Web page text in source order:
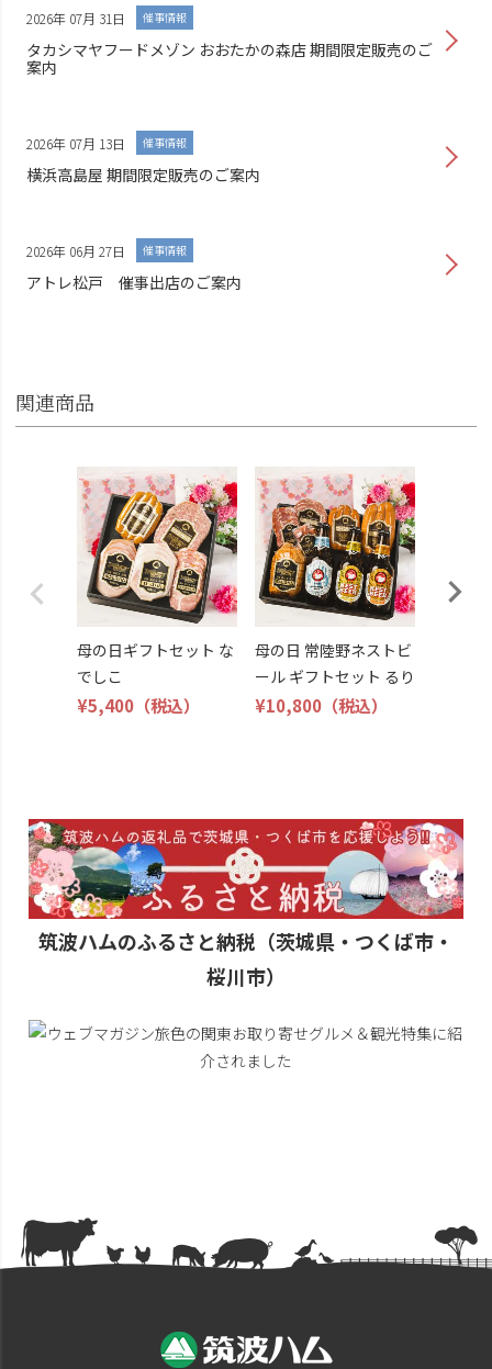
2026年 07月 31日 催事情報
タカシマヤフードメゾン おおたかの森店 期間限定販売のご
案内
2026年 07月 13日 催事情報
横浜高島屋 期間限定販売のご案内
2026年 06月 27日 催事情報
アトレ松戸 催事出店のご案内
関連商品
母の日ギフトセット な
でしこ
¥5,400 （税込）
母の日 常陸野ネストビ
ール ギフトセット るり
¥10,800 （税込）
筑波ハムのふるさと納税（茨城県・つくば市・
桜川市）